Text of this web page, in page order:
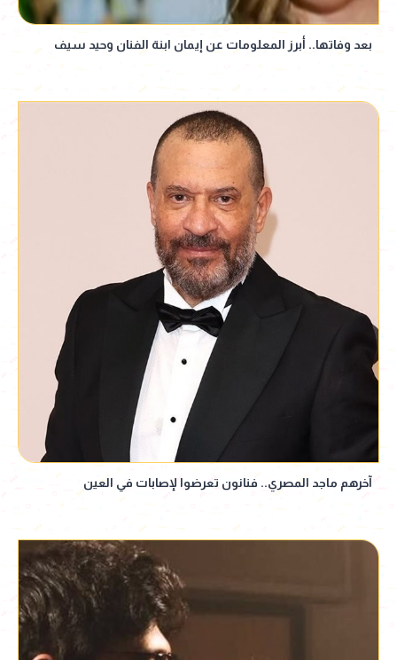
بعد وفاتها.. أبرز المعلومات عن إيمان ابنة الفنان وحيد سيف
آخرهم ماجد المصري.. فنانون تعرضوا لإصابات في العين